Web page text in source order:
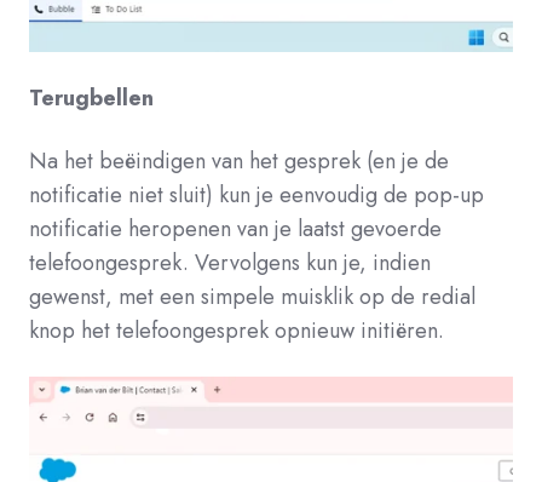
Terugbellen
Na het beëindigen van het gesprek (en je de
notificatie niet sluit) kun je eenvoudig de pop-up
notificatie heropenen van je laatst gevoerde
telefoongesprek. Vervolgens kun je, indien
gewenst, met een simpele muisklik op de redial
knop het telefoongesprek opnieuw initiëren.